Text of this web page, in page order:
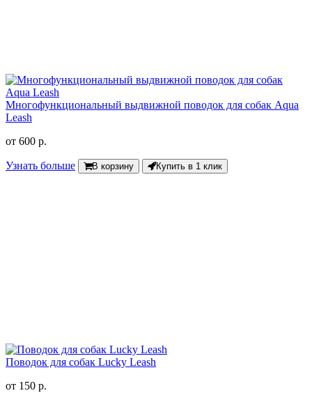
Многофункциональный выдвижной поводок для собак Aqua
Leash
от 600 р.
Узнать больше В корзину Купить в 1 клик
Поводок для собак Lucky Leash
от 150 р.